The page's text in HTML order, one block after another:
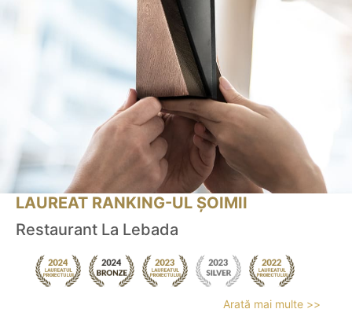
LAUREAT RANKING-UL ȘOIMII
Restaurant La Lebada
Arată mai multe >>